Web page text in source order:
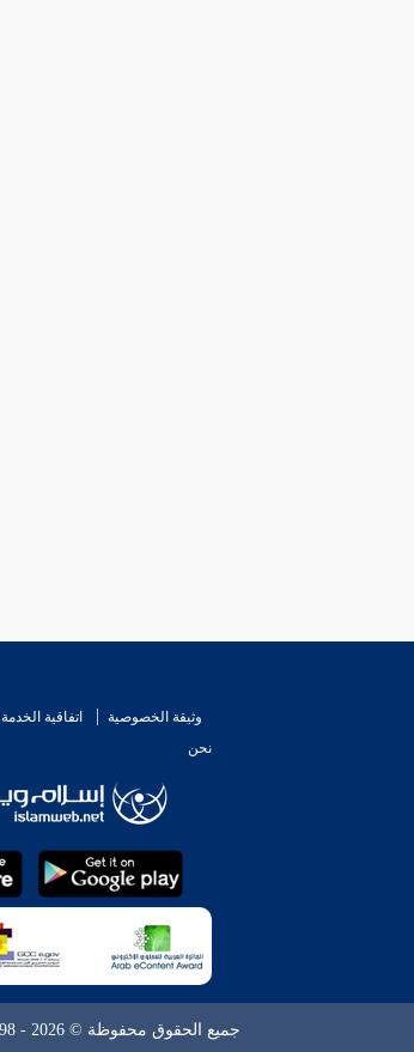
وثيقة الخصوصية اتفاقية الخدمة
نحن
جميع الحقوق محفوظة © 2026 - 1998 لشبكة إسلام ويب